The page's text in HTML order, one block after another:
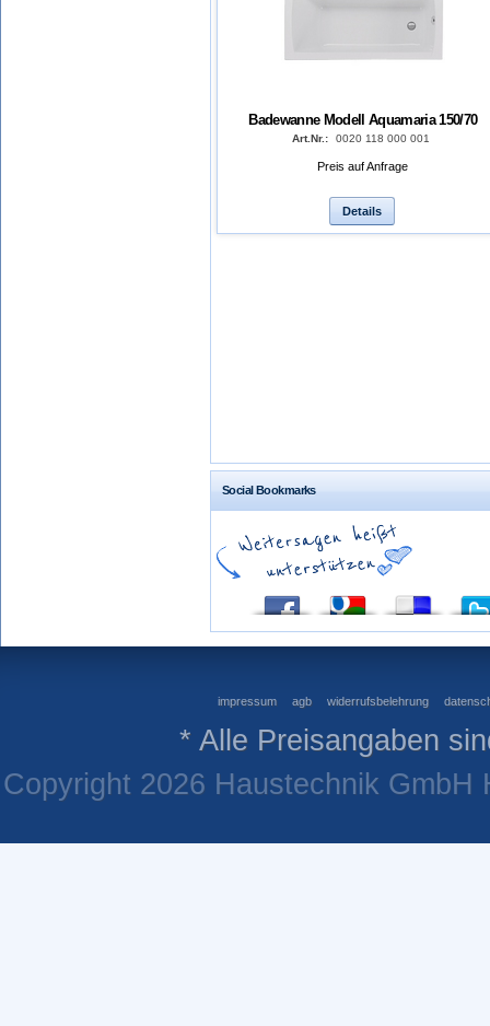
Badewanne Modell Aquamaria 150/70
Art.Nr.: 0020 118 000 001
Preis auf Anfrage
Details
Social Bookmarks
impressum agb widerrufsbelehrung
* Alle Preisangaben
Copyright 2026 Haustechnik